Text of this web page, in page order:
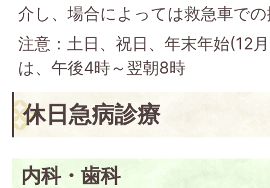
介し、場合によっては救急車で
注意：土日、祝日、年末年始(12
は、午後4時～翌朝8時
休日急病診療
内科・歯科